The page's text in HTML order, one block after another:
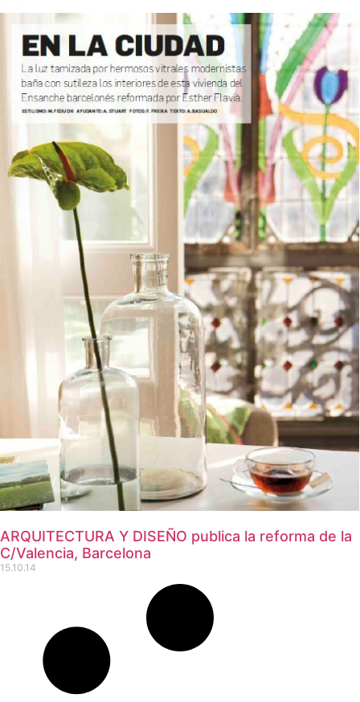
ARQUITECTURA Y DISEÑO publica la reforma de la
C/Valencia, Barcelona
15.10.14